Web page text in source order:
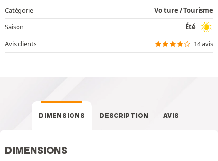
Catégorie
Voiture / Tourisme
Saison
Été
Avis clients
14 avis
DIMENSIONS DESCRIPTION AVIS
DIMENSIONS